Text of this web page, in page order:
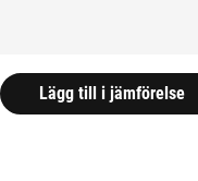
Lägg till i jämförelse